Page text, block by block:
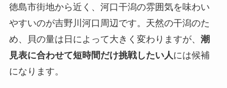
徳島市街地から近く、河口干潟の雰囲気を味わい
やすいのが吉野川河口周辺です。天然の干潟のた
め、貝の量は日によって大きく変わりますが、 潮
見表に合わせて短時間だけ挑戦したい人には候補
になります。